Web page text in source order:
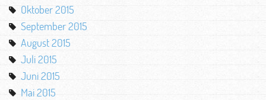
Oktober 2015
September 2015
August 2015
Juli 2015
Juni 2015
Mai 2015